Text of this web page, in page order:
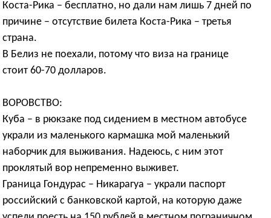
Коста-Рика – бесплатно, но дали нам лишь 7 дней по
причине – отсутствие билета Коста-Рика – третья
страна.
В Белиз не поехали, потому что виза на границе
стоит 60-70 долларов.
ВОРОВСТВО:
Куба – в рюкзаке под сидением в местном автобусе
украли из маленького кармашка мой маленький
наборчик для выживания. Надеюсь, с ним этот
проклятый вор непременно выживет.
Граница Гондурас – Никарагуа – украли паспорт
российский с банковской картой, на которую даже